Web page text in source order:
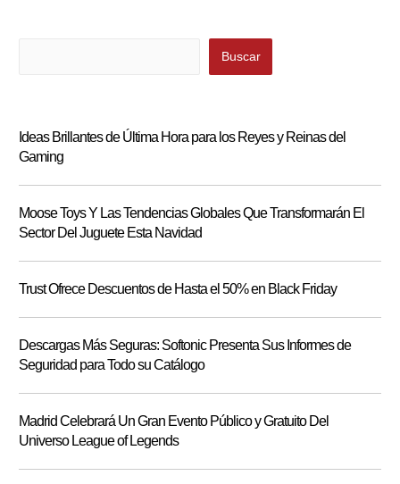
Buscar
Ideas Brillantes de Última Hora para los Reyes y Reinas del
Gaming
Moose Toys Y Las Tendencias Globales Que Transformarán El
Sector Del Juguete Esta Navidad
Trust Ofrece Descuentos de Hasta el 50% en Black Friday
Descargas Más Seguras: Softonic Presenta Sus Informes de
Seguridad para Todo su Catálogo
Madrid Celebrará Un Gran Evento Público y Gratuito Del
Universo League of Legends